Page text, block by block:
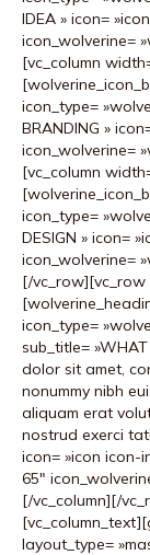
IDEA » icon=
icon_wolverine=
[vc_column
icon_type=
BRANDING »
icon_wolverine=
[vc_column
icon_type=
DESIGN » icon=
icon_wolverine=
[/vc_row][vc_row
icon_type=
sub_title=
dolor sit amet,
nonummy nibh
aliquam erat
nostrud exerci
icon= »icon icon-
65″
[/vc_column][/
layout_type=